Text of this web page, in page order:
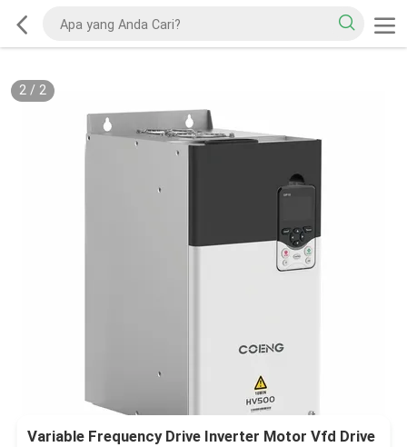
2/ 2
Variable Frequency Drive Inverter Motor Vfd Drive